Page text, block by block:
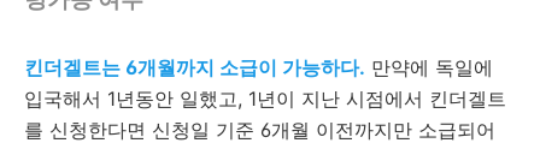
킨더겔트는 6개월까지 소급이 가능하다. 만약에 독일에
입국해서 1년동안 일했고, 1년이 지난 시점에서 킨더겔트
를 신청한다면 신청일 기준 6개월 이전까지만 소급되어